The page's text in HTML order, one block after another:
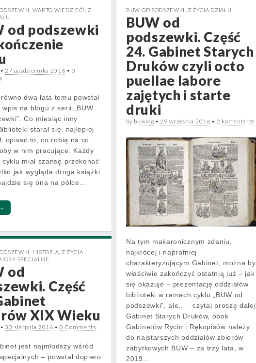
WARTO WIEDZIEĆ!
Z
od podszewki
•27 października 2016 • 0
dwa lata temu powstał
wpis na blogu z serii „BUW
Co miesiąc inny
starał się, najlepiej
opisać to, co robią na co
w nim pracujące. Każdy
miał szansę przekonać
jak wygląda droga książki
się ona na półce…
BUW OD PODSZEWKI Z ŻYCIA DZIAŁU
BUW od
podszewki. Część
24. Gabinet Starych
Druków czyli octo
puellae labore
zajętych i starte
druki
by buwlog •29 września 2016 • 2 komentarze
Na tym makaronicznym zdaniu,
najkrócej i najtrafniej
charakteryzującym Gabinet, można by
właściwie zakończyć ostatnią już – jak
się okazuje – prezentację oddziałów
biblioteki w ramach cyklu „BUW od
podszewki”, ale… czytaj proszę dalej
Gabinet Starych Druków, obok
Gabinetów Rycin i Rękopisów należy
do najstarszych oddziałów zbiorów
zabytkowych BUW – za trzy lata, w
2019…
HISTORIA Z ŻYCIA
SPECJALNE
od
Część
XIX Wieku
•30 sierpnia 2016 • 0 Comments
jest najmłodszy wśród
– powstał dopiero